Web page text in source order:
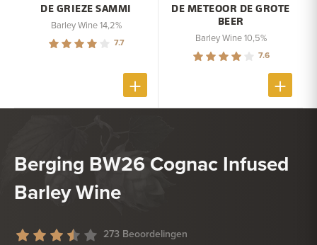
DE GRIEZE SAMMI
Barley Wine 14,2%
7.7
DE METEOOR DE GROTE
BEER
Barley Wine 10,5%
7.6
Berging BW26 Cognac Infused
Barley Wine
273 Beoordelingen